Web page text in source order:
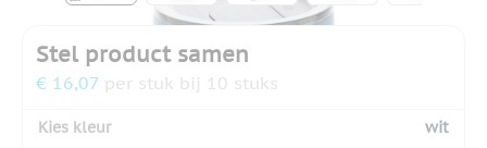
Stel product samen
€ 16,07 per stuk bij 10 stuks
Kies kleur wit